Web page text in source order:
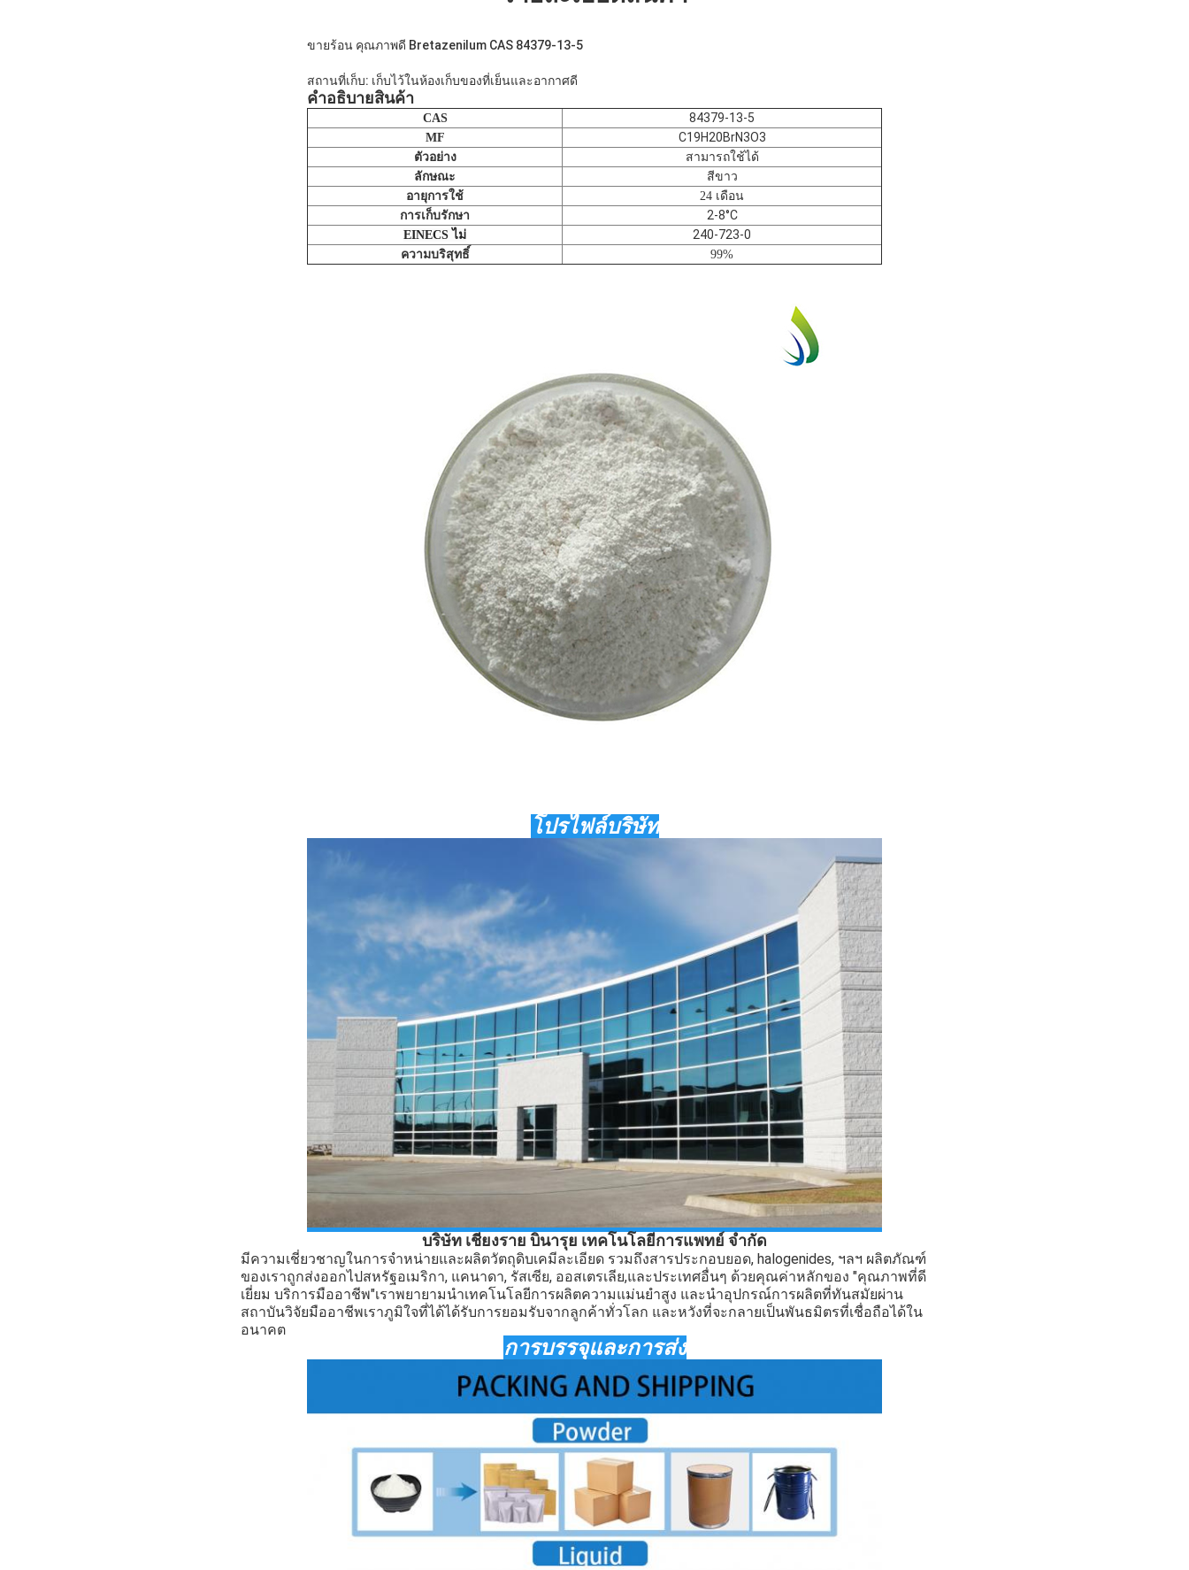
ขายร้อน คุณภาพดี Bretazenilum CAS 84379-13-5
สถานที่เก็บ: เก็บไว้ในห้องเก็บของที่เย็นและอากาศดี
คําอธิบายสินค้า
CAS 84379-13-5
MF C19H20BrN3O3
ตัวอย่าง
สามารถใช้ได้
ลักษณะ
สีขาว
อายุการใช้
24 เดือน
การเก็บรักษา
2-8°C
EINECS ไม่ 240-723-0
ความบริสุทธิ์ 99%
โปรไฟล์บริษัท
บริษัท เชียงราย บินารุย เทคโนโลยีการแพทย์ จํากัด
มีความเชี่ยวชาญในการจําหน่ายและผลิตวัตถุดิบเคมีละเอียด รวมถึงสารประกอบยอด, halogenides, ฯลฯ ผลิตภัณฑ์
ของเราถูกส่งออกไปสหรัฐอเมริกา, แคนาดา, รัสเซีย, ออสเตรเลีย,และประเทศอื่นๆ ด้วยคุณค่าหลักของ "คุณภาพที่ดี
เยี่ยม บริการมืออาชีพ"เราพยายามนําเทคโนโลยีการผลิตความแม่นยําสูง และนําอุปกรณ์การผลิตที่ทันสมัยผ่าน
สถาบันวิจัยมืออาชีพเราภูมิใจที่ได้ได้รับการยอมรับจากลูกค้าทั่วโลก และหวังที่จะกลายเป็นพันธมิตรที่เชื่อถือได้ใน
อนาคต
การบรรจุและการส่ง